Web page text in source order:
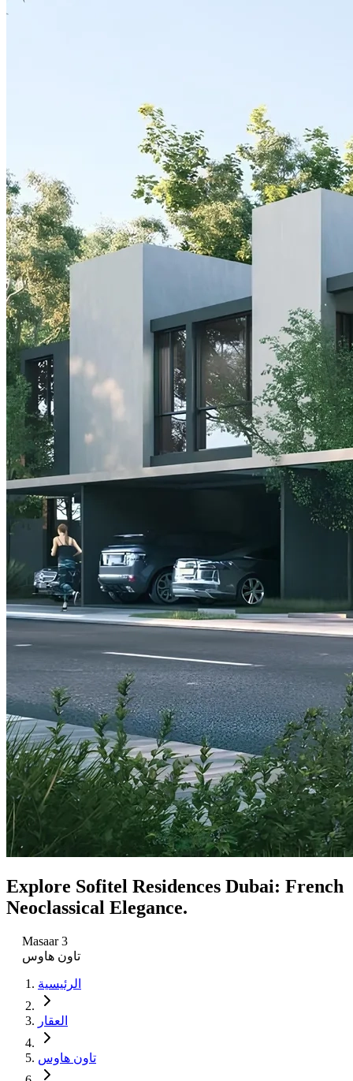
Explore Sofitel Residences Dubai: French
Neoclassical Elegance.
Masaar 3
تاون هاوس
الرئيسية
العقار
تاون هاوس